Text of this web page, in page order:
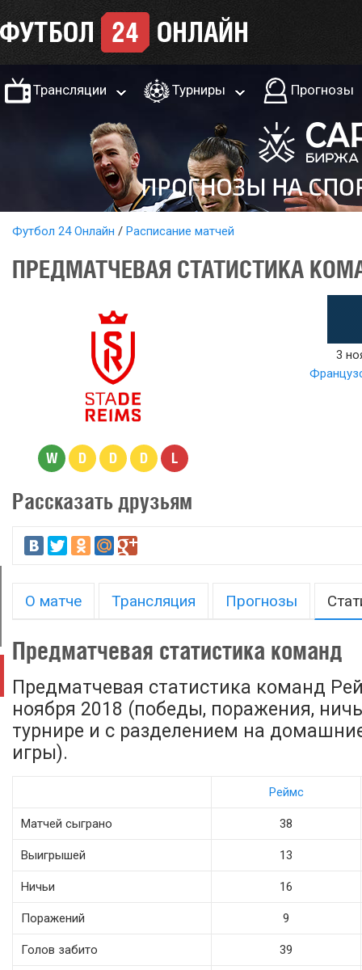
Трансляции Турниры Прогнозы
Футбол 24 Онлайн Расписание матчей
ПРЕДМАТЧЕВАЯ СТАТИСТИКА
W D D D L
3
Рассказать друзьям
О матче Трансляция Прогнозы
Предматчевая статистика команд
Предматчевая статистика команд
ноября 2018 (победы, поражения,
турнире и с разделением на
игры).
Реймс
Матчей сыграно 38
Выигрышей 13
Ничьи 16
Поражений 9
Голов забито 39